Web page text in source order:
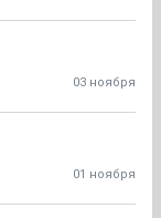
03 ноября
01 ноября